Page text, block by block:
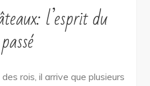
l’esprit du
passé
rois, il arrive que plusieurs